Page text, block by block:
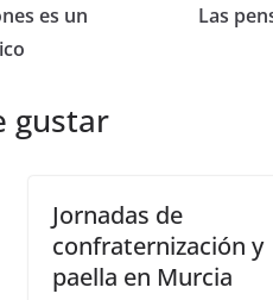
es un
Las
gustar
Jornadas de
confraternización y
paella en Murcia